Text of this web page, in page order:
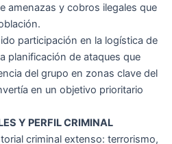
amenazas y cobros ilegales que
participación en la logística de
planificación de ataques que
del grupo en zonas clave del
en un objetivo prioritario
Y PERFIL CRIMINAL
criminal extenso: terrorismo,